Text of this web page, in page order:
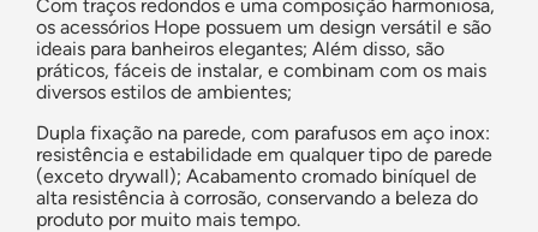
Com traços redondos e uma composição harmoniosa,
os acessórios Hope possuem um design versátil e são
ideais para banheiros elegantes; Além disso, são
práticos, fáceis de instalar, e combinam com os mais
diversos estilos de ambientes;
Dupla fixação na parede, com parafusos em aço inox:
resistência e estabilidade em qualquer tipo de parede
(exceto drywall); Acabamento cromado biníquel de
alta resistência à corrosão, conservando a beleza do
produto por muito mais tempo.